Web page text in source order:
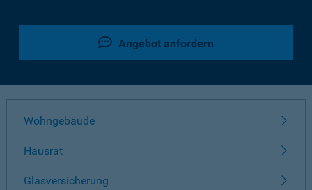
Angebot anfordern
Wohngebäude
Hausrat
Glasversicherung